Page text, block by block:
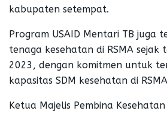
kabupaten setempat.
Program USAID Mentari TB juga
tenaga kesehatan di RSMA sejak
2023, dengan komitmen untuk
kapasitas SDM kesehatan di
Ketua Majelis Pembina Kesehatan